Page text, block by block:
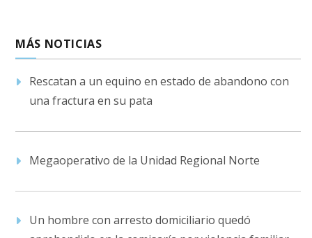
MÁS NOTICIAS
Rescatan a un equino en estado de abandono con
una fractura en su pata
Megaoperativo de la Unidad Regional Norte
Un hombre con arresto domiciliario quedó